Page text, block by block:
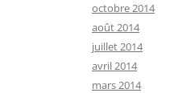
octobre 2014
août 2014
juillet 2014
avril 2014
mars 2014